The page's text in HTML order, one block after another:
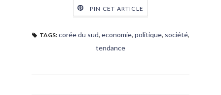
PIN CET ARTICLE
TAGS: corée du sud, economie, politique, société,
tendance